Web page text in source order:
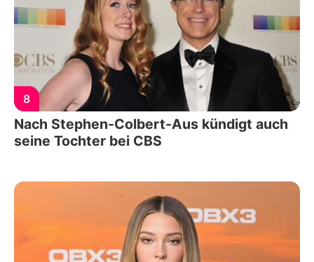
8
Nach Stephen-Colbert-Aus kündigt auch
seine Tochter bei CBS